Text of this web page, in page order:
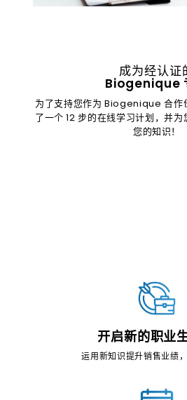
成为经认证
Biogenique
为了支持您作为 Biogenique 合作
了一个 12 步的在线学习计划，并
您的知识！
开启新的职业生
运用新知识提升销售业绩，